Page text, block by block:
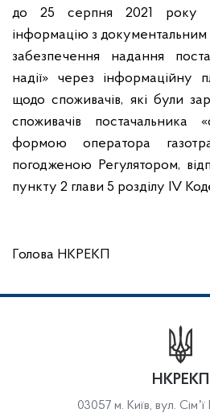
до 25 серпня 2021 року
інформацію з
забезпечення надання
надії» через інформаційну
щодо споживачів, які були
споживачів постачальника
формою оператора
погодженою Регулятором,
пункту 2 глави 5 розділу ІV
Голова НКРЕКП
НКРЕКП
03057 м. Київ, вул.